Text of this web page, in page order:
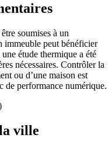
soumises à un
immeuble peut bénéficier
étude thermique a été
nécessaires. Contrôler la
ou d’une maison est
de performance numérique.
ville